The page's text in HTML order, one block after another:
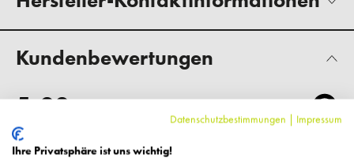
Kundenbewertungen
Datenschutzbestimmungen | Impressum
Ihre Privatsphäre ist uns wichtig!